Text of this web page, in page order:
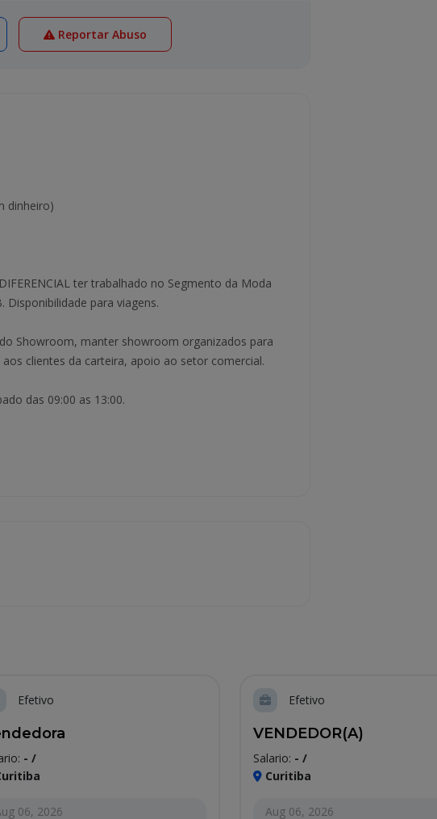
Reportar Abuso
dinheiro)
ter trabalhado no Segmento da Moda
Disponibilidade para viagens.
Showroom, manter showroom organizados para
clientes da carteira, apoio ao setor comercial.
das 09:00 as 13:00.
Efetivo
- /
06, 2026
Efetivo
VENDEDOR(A)
Salario: - /
Curitiba
Aug 06, 2026